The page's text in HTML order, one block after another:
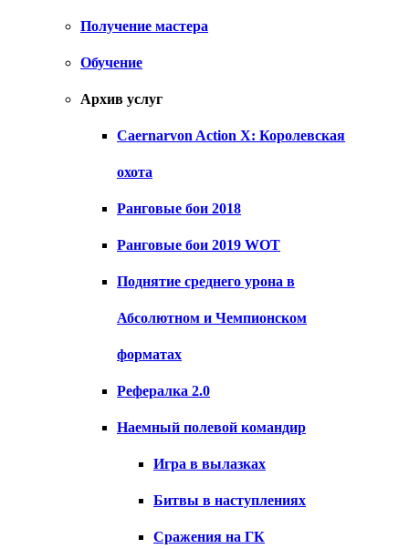
Получение мастера
Обучение
Архив услуг
Caernarvon Action X: Королевская
охота
Ранговые бои 2018
Ранговые бои 2019 WOT
Поднятие среднего урона в
Абсолютном и Чемпионском
форматах
Рефералка 2.0
Наемный полевой командир
Игра в вылазках
Битвы в наступлениях
Сражения на ГК